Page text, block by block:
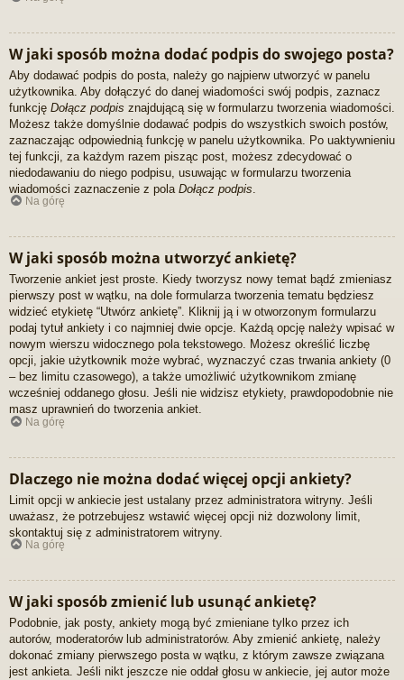
W jaki sposób można dodać podpis do swojego posta?
Aby dodawać podpis do posta, należy go najpierw utworzyć w panelu
użytkownika. Aby dołączyć do danej wiadomości swój podpis, zaznacz
funkcję Dołącz podpis znajdującą się w formularzu tworzenia wiadomości.
Możesz także domyślnie dodawać podpis do wszystkich swoich postów,
zaznaczając odpowiednią funkcję w panelu użytkownika. Po uaktywnieniu
tej funkcji, za każdym razem pisząc post, możesz zdecydować o
niedodawaniu do niego podpisu, usuwając w formularzu tworzenia
wiadomości zaznaczenie z pola Dołącz podpis
Na górę
W jaki sposób można utworzyć ankietę?
Tworzenie ankiet jest proste. Kiedy tworzysz nowy temat bądź zmieniasz
pierwszy post w wątku, na dole formularza tworzenia tematu będziesz
widzieć etykietę “Utwórz ankietę”. Kliknij ją i w otworzonym formularzu
podaj tytuł ankiety i co najmniej dwie opcje. Każdą opcję należy wpisać w
nowym wierszu widocznego pola tekstowego. Możesz określić liczbę
opcji, jakie użytkownik może wybrać, wyznaczyć czas trwania ankiety (0
– bez limitu czasowego), a także umożliwić użytkownikom zmianę
wcześniej oddanego głosu. Jeśli nie widzisz etykiety, prawdopodobnie nie
masz uprawnień do tworzenia ankiet.
Na górę
Dlaczego nie można dodać więcej opcji ankiety?
Limit opcji w ankiecie jest ustalany przez administratora witryny. Jeśli
uważasz, że potrzebujesz wstawić więcej opcji niż dozwolony limit,
skontaktuj się z administratorem witryny.
Na górę
W jaki sposób zmienić lub usunąć ankietę?
Podobnie, jak posty, ankiety mogą być zmieniane tylko przez ich
autorów, moderatorów lub administratorów. Aby zmienić ankietę, należy
dokonać zmiany pierwszego posta w wątku, z którym zawsze związana
jest ankieta. Jeśli nikt jeszcze nie oddał głosu w ankiecie, jej autor może